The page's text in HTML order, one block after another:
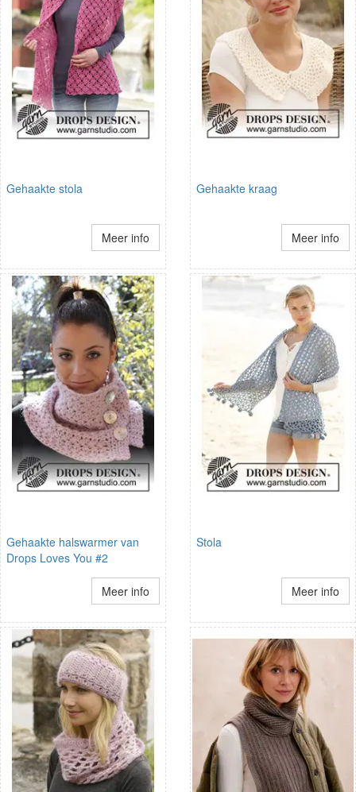
Gehaakte stola
Meer info
Gehaakte kraag
Meer info
Gehaakte halswarmer van
Drops Loves You #2
Meer info
Stola
Meer info